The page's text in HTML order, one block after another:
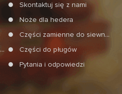
Skontaktuj się z nami
Noże dla hedera
Części zamienne do siewników
Części do pługów
Pytania i odpowiedzi